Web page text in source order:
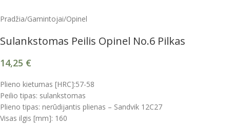
Pradžia/Gamintojai/Opinel
Sulankstomas Peilis Opinel No.6 Pilkas
14,25 €
Plieno kietumas [HRC]:57-58
Peilio tipas: sulankstomas
Plieno tipas: nerūdijantis plienas – Sandvik 12C27
Visas ilgis [mm]: 160